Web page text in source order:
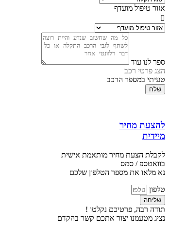
אזור טיפול מועדף
ספר לנו עוד
הצג פרטי רכב
טעיתי במספר הרכב
שלח
להצעת מחיר
מיידית
לקבלת הצעת מחיר מותאמת אישית
בוואטספ / סמס
נא מלאו את מספר הטלפון שלכם
טלפון
שליחה
תודה רבה, פרטיכם נקלטו !
נציג מטעמנו יצור אתכם קשר בהקדם